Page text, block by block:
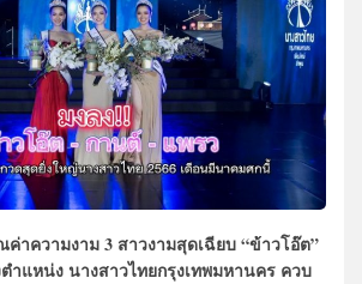
าความงาม 3 สาวงามสุดเฉียบ “ข้าวโอ๊ต”
ำแหน่ง นางสาวไทยกรุงเทพมหานคร ควบ